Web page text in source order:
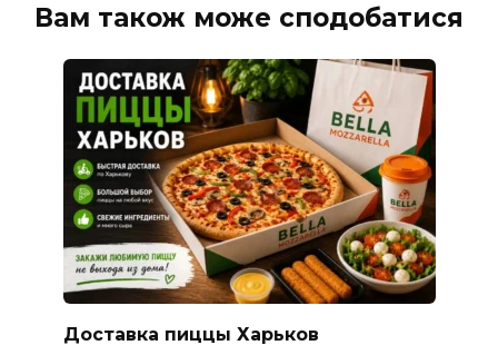
Вам також може сподобатися
Доставка пиццы Харьков